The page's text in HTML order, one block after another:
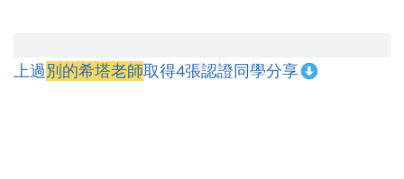
上過別的希塔老師取得4張認證同學分享